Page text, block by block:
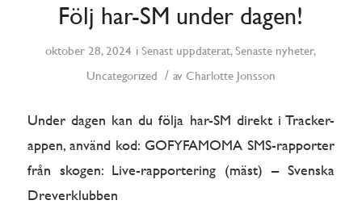
Följ har-SM under dagen!
oktober 28, 2024 iSenast uppdaterat,Senaste nyheter,
Uncategorized / av Charlotte Jonsson
Under dagen kan du följa har-SM direkt i Tracker-
appen, använd kod: GOFYFAMOMA SMS-rapporter
från skogen: Live-rapportering (mäst) – Svenska
Dreverklubben